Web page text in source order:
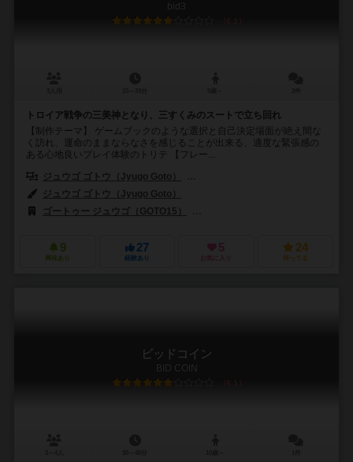
bid3
6.1
トロイア戦争の三美神となり、三すくみのスートで立ち回れ
【制作テーマ】 ゲームブックのような選択と自己決定場面が絶え間な
く訪れ、運命のままならなさを感じることが出来る、適度な緊張感の
ある心地良いプレイ体験のトリテ 【フレー...
ジュウゴ ゴトウ（Jyugo Goto）
ジュウゴ ゴトウ（Jyugo Goto）
ゴートゥー ジュウゴ（GOTO15）
9
興味あり
27
経験あり
5
お気に入り
24
持ってる
ビッドコイン
BID COIN
6.1